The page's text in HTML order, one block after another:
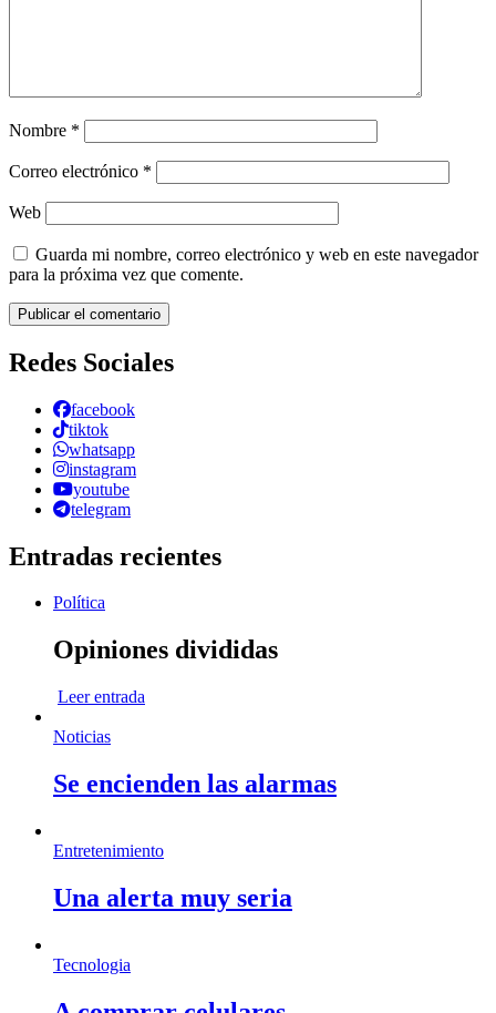
Nombre *
Correo electrónico *
Web
Guarda mi nombre, correo electrónico y web en este navegador
para la próxima vez que comente.
Redes Sociales
facebook
tiktok
whatsapp
instagram
youtube
telegram
Entradas recientes
Política
Opiniones divididas
Leer entrada
Noticias
Se encienden las alarmas
Entretenimiento
Una alerta muy seria
Tecnologia